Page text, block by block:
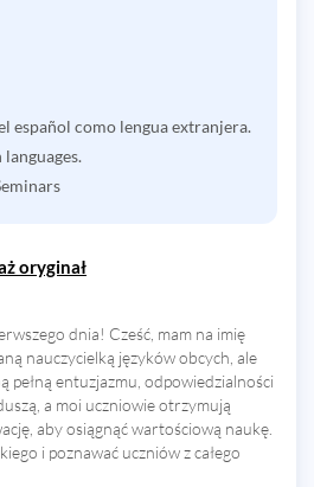
español como lengua extranjera.
oryginał
dnia! Cześć, mam na imię
nauczycielką języków obcych, ale
pełną entuzjazmu, odpowiedzialności
a moi uczniowie otrzymują
aby osiągnąć wartościową naukę.
i poznawać uczniów z całego